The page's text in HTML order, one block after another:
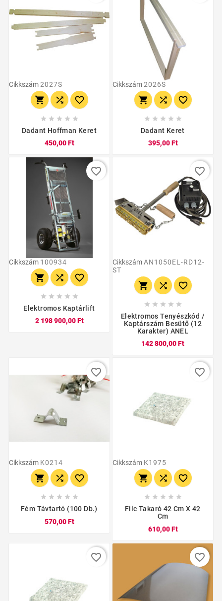
Cikkszám2027S
  
    
Dadant Hoffman Keret
450,00 Ft
Cikkszám2026S
  
    
Dadant Keret
395,00 Ft
Cikkszám 100934
  
    
Elektromos Kaptárlift
2 198 900,00 Ft
favorite_border
CikkszámAN1050EL-RD12-
ST
  
    
Elektromos Tenyészkód /
Kaptárszám Besütő (12
Karakter) ANEL
142 800,00 Ft
favorite_border
Cikkszám K0214
  
    
Fém Távtartó (100 Db.)
570,00 Ft
favorite_border
Cikkszám K1975
  
    
Filc Takaró 42 Cm X 42
Cm
610,00 Ft
favorite_border
favorite_border favorite_border